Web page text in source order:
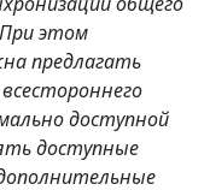
этом
предлагать
доступной
доступные